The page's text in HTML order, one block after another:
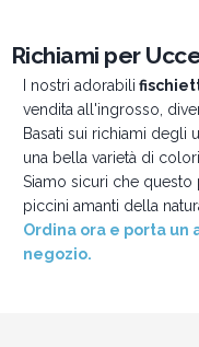
Richiami per
I nostri adorabili
vendita all'ingrosso,
Basati sui richiami degli
una bella varietà di
Siamo sicuri che
piccini amanti della
Ordina ora e porta un
negozio.